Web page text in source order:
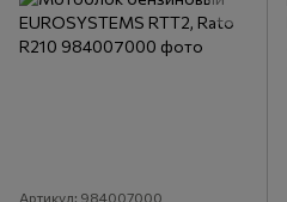
Артикул: 984007000